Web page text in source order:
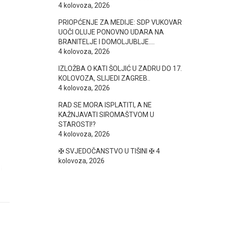
4 kolovoza, 2026
PRIOPĆENJE ZA MEDIJE: SDP VUKOVAR
UOČI OLUJE PONOVNO UDARA NA
BRANITELJE I DOMOLJUBLJE….
4 kolovoza, 2026
IZLOŽBA O KATI ŠOLJIĆ U ZADRU DO 17.
KOLOVOZA, SLIJEDI ZAGREB..
4 kolovoza, 2026
RAD SE MORA ISPLATITI, A NE
KAŽNJAVATI SIROMAŠTVOM U
STAROSTI!?
4 kolovoza, 2026
✠ SVJEDOČANSTVO U TIŠINI ✠ 4
kolovoza, 2026